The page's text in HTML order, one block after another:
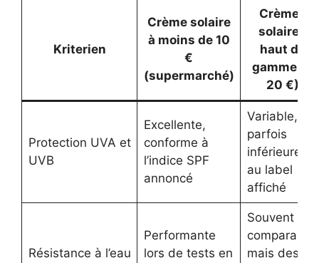
Kriterien
Crème solaire
à moins de 10
€
(supermarché)
Crèmes
solaires
haut de
gamme (>
20 €)
Protection UVA et
UVB
Excellente,
conforme à
l’indice SPF
annoncé
Variable,
parfois
inférieure
au label
affiché
Résistance à l’eau
Performante
lors de tests en
Souvent
comparable,
mais des